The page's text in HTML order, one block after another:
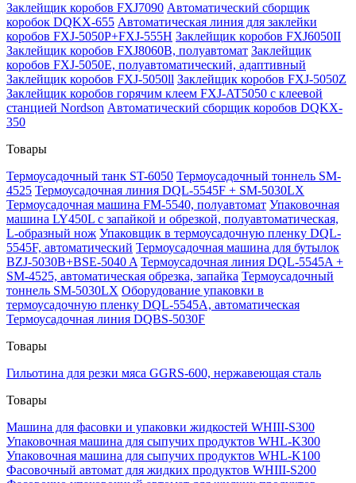
Заклейщик коробов FXJ7090 Автоматический сборщик
коробок DQKX-655 Автоматическая линия для заклейки
коробов FXJ-5050P+FXJ-555H Заклейщик коробов FXJ6050II
Заклейщик коробов FXJ8060B, полуавтомат Заклейщик
коробов FXJ-5050E, полуавтоматический, адаптивный
Заклейщик коробов FXJ-5050ll Заклейщик коробов FXJ-5050Z
Заклейщик коробов горячим клеем FXJ-AT5050 с клеевой
станцией Nordson Автоматический сборщик коробов DQKX-
350
Товары
Термоусадочный танк ST-6050 Термоусадочный тоннель SM-
4525 Термоусадочная линия DQL-5545F + SM-5030LX
Термоусадочная машина FM-5540, полуавтомат Упаковочная
машина LY450L с запайкой и обрезкой, полуавтоматическая,
L-образный нож Упаковщик в термоусадочную пленку DQL-
5545F, автоматический Термоусадочная машина для бутылок
BZJ-5030B+BSE-5040 A Термоусадочная линия DQL-5545A +
SM-4525, автоматическая обрезка, запайка Термоусадочный
тоннель SM-5030LX Оборудование упаковки в
термоусадочную пленку DQL-5545A, автоматическая
Термоусадочная линия DQBS-5030F
Товары
Гильотина для резки мяса GGRS-600, нержавеющая сталь
Товары
Машина для фасовки и упаковки жидкостей WHIII-S300
Упаковочная машина для сыпучих продуктов WHL-K300
Упаковочная машина для сыпучих продуктов WHL-K100
Фасовочный автомат для жидких продуктов WHIII-S200